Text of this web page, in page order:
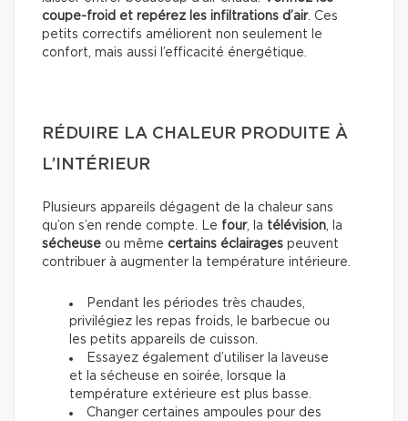
coupe-froid et repérez les infiltrations d’air. Ces
petits correctifs améliorent non seulement le
confort, mais aussi l’efficacité énergétique.
RÉDUIRE LA CHALEUR PRODUITE À
L’INTÉRIEUR
Plusieurs appareils dégagent de la chaleur sans
qu’on s’en rende compte. Le four, la télévision, la
sécheuse ou même certains éclairages peuvent
contribuer à augmenter la température intérieure.
Pendant les périodes très chaudes,
privilégiez les repas froids, le barbecue ou
les petits appareils de cuisson.
Essayez également d’utiliser la laveuse
et la sécheuse en soirée, lorsque la
température extérieure est plus basse.
Changer certaines ampoules pour des